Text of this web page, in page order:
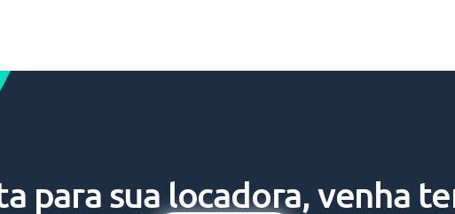
para sua locadora, venha